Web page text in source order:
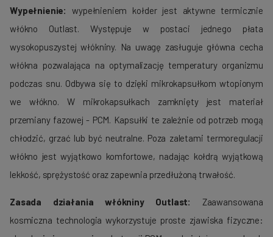
Wypełnienie:
wypełnieniem kołder jest aktywne termicznie
włókno Outlast. Występuje w postaci jednego płata
wysokopuszystej włókniny. Na uwagę zasługuje główna cecha
włókna pozwalająca na optymalizację temperatury organizmu
podczas snu. Odbywa się to dzięki mikrokapsułkom wtopionym
we włókno. W mikrokapsułkach zamknięty jest materiał
przemiany fazowej - PCM. Kapsułki te zależnie od potrzeb mogą
chłodzić, grzać lub być neutralne. Poza zaletami termoregulacji
włókno jest wyjątkowo komfortowe, nadając kołdrą wyjątkową
lekkość, sprężystość oraz zapewnia przedłużoną trwałość.
Zasada działania włókniny Outlast: Zaawansowana
kosmiczna technologia wykorzystuje proste zjawiska fizyczne: